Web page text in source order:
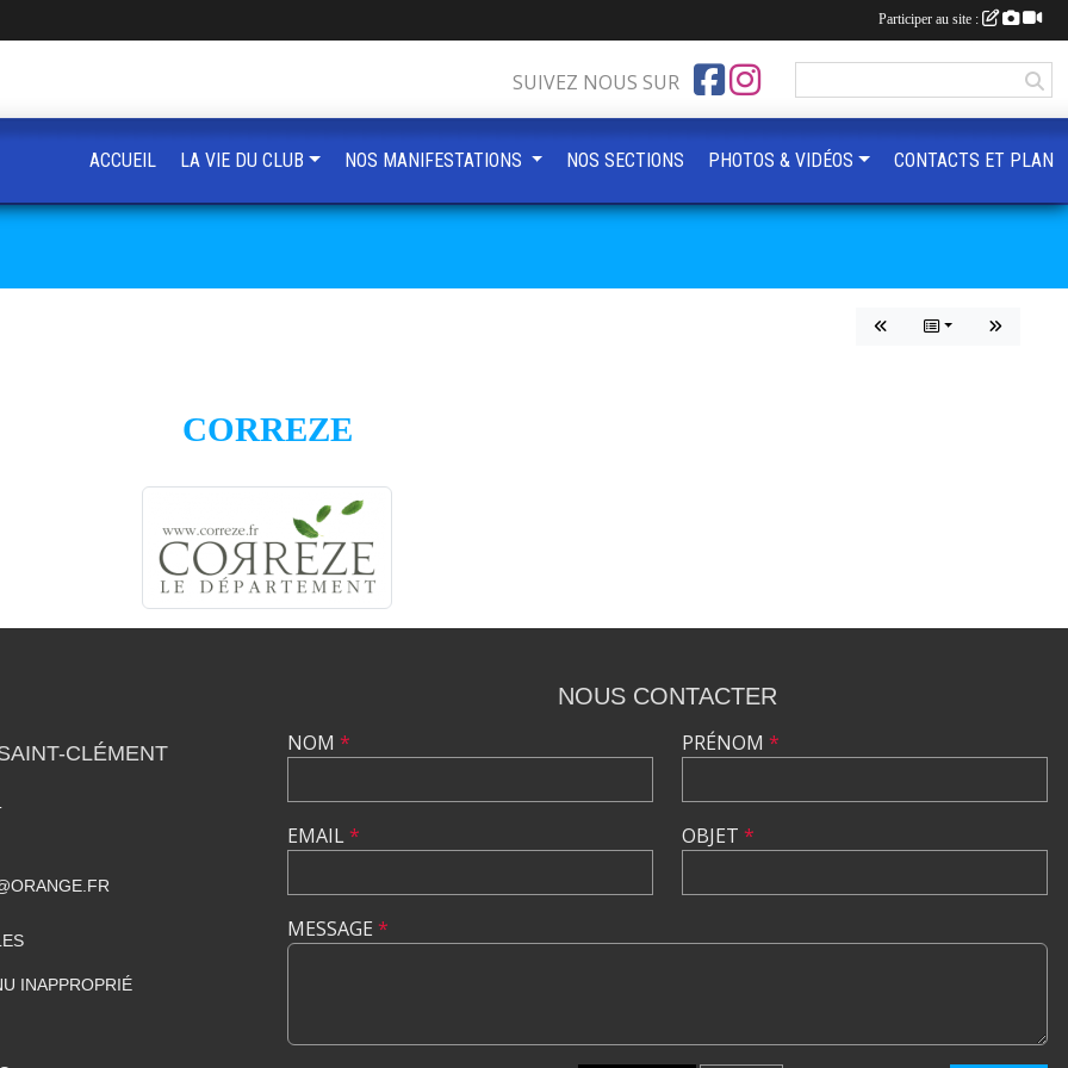
CORREZE
SUIVEZ NOUS SUR
ACCUEIL LA VIE DU CLUB NOS MANIFESTATIONS NOS SECTIONS PHOTOS & VIDÉOS CONTACTS ET PLAN
CLÉMENT
INAPPROPRIÉ
NOUS CONTACTER
NOM *
EMAIL*
PRÉNOM *
OBJET *
MESSAGE *
Participer au site :